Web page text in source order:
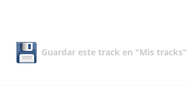
Guardar este track en "Mis tracks"